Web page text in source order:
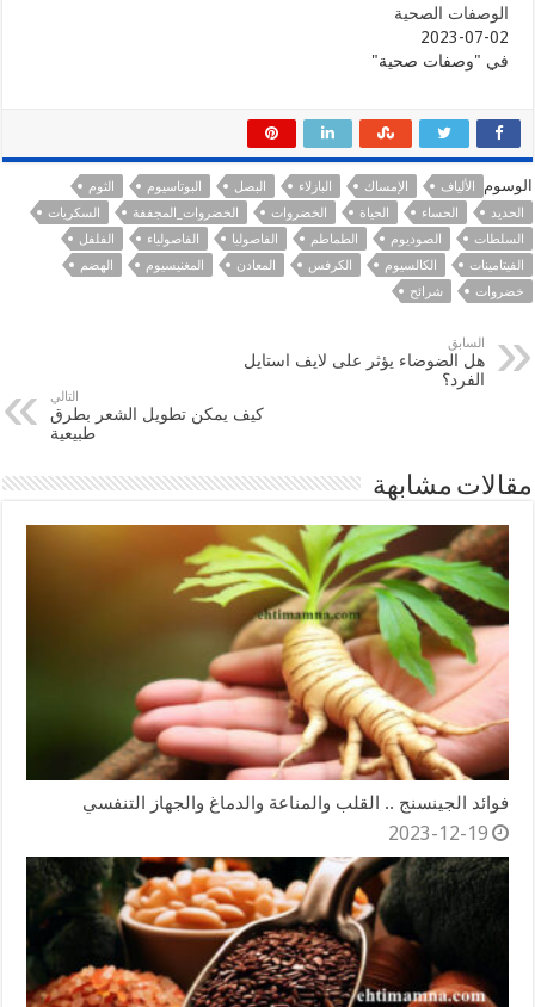
الوصفات الصحية
2023-07-02
في "وصفات صحية"
الوسوم الألياف الإمساك البازلاء البصل البوتاسيوم
الثوم
الحديد
الحساء الحياة الخضروات الخضروات_المجففة
السكريات
السلطات
الصوديوم الطماطم الفاصوليا الفاصولياء
الفلفل
الفيتامينات
الكالسيوم الكرفس المعادن المغنيسيوم
الهضم
خضروات
شرائح
السابق
هل الضوضاء يؤثر على لايف استايل
الفرد؟
التالي
كيف يمكن تطويل الشعر بطرق
طبيعية
مقالات مشابهة
فوائد الجينسنج .. القلب والمناعة والدماغ والجهاز التنفسي
2023-12-19